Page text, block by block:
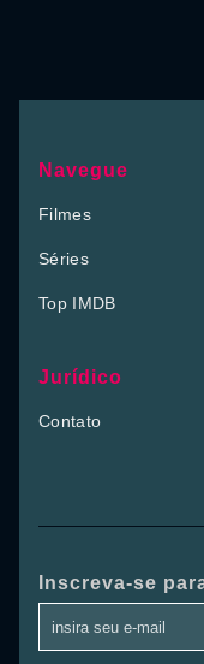
Navegue
Filmes
Séries
Top IMDB
Jurídico
Contato
Inscreva-se